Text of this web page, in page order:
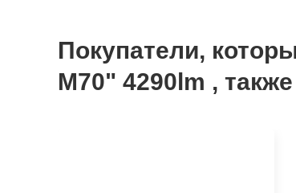
Покупатели,
M70" 4290lm ,